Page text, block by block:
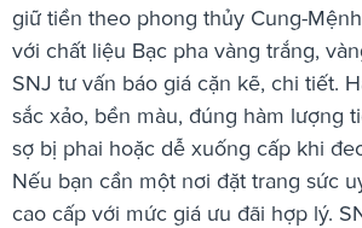
giữ tiền theo phong thủy Cung-
với chất liệu Bạc pha vàng trắng,
SNJ tư vấn báo giá cặn kẽ, chi tiết.
sắc xảo, bền màu, đúng hàm lượng
sợ bị phai hoặc dễ xuống cấp khi
Nếu bạn cần một nơi đặt trang sức
cao cấp với mức giá ưu đãi hợp lý.